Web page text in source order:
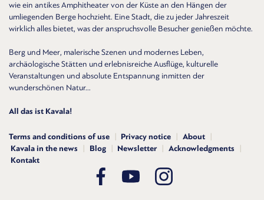
wie ein antikes Amphitheater von der Küste an den Hängen der
umliegenden Berge hochzieht. Eine Stadt, die zu jeder Jahreszeit
wirklich alles bietet, was der anspruchsvolle Besucher genießen möchte.
Berg und Meer, malerische Szenen und modernes Leben,
archäologische Stätten und erlebnisreiche Ausflüge, kulturelle
Veranstaltungen und absolute Entspannung inmitten der
wunderschönen Natur...
All das ist Kavala!
Terms and conditions of use Privacy notice
About
Kavala in the news
Blog Newsletter
Acknowledgments
Kontakt